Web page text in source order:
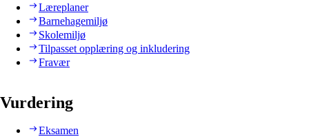
Læreplaner
Barnehagemiljø
Skolemiljø
Tilpasset opplæring og inkludering
Fravær
Vurdering
Eksamen